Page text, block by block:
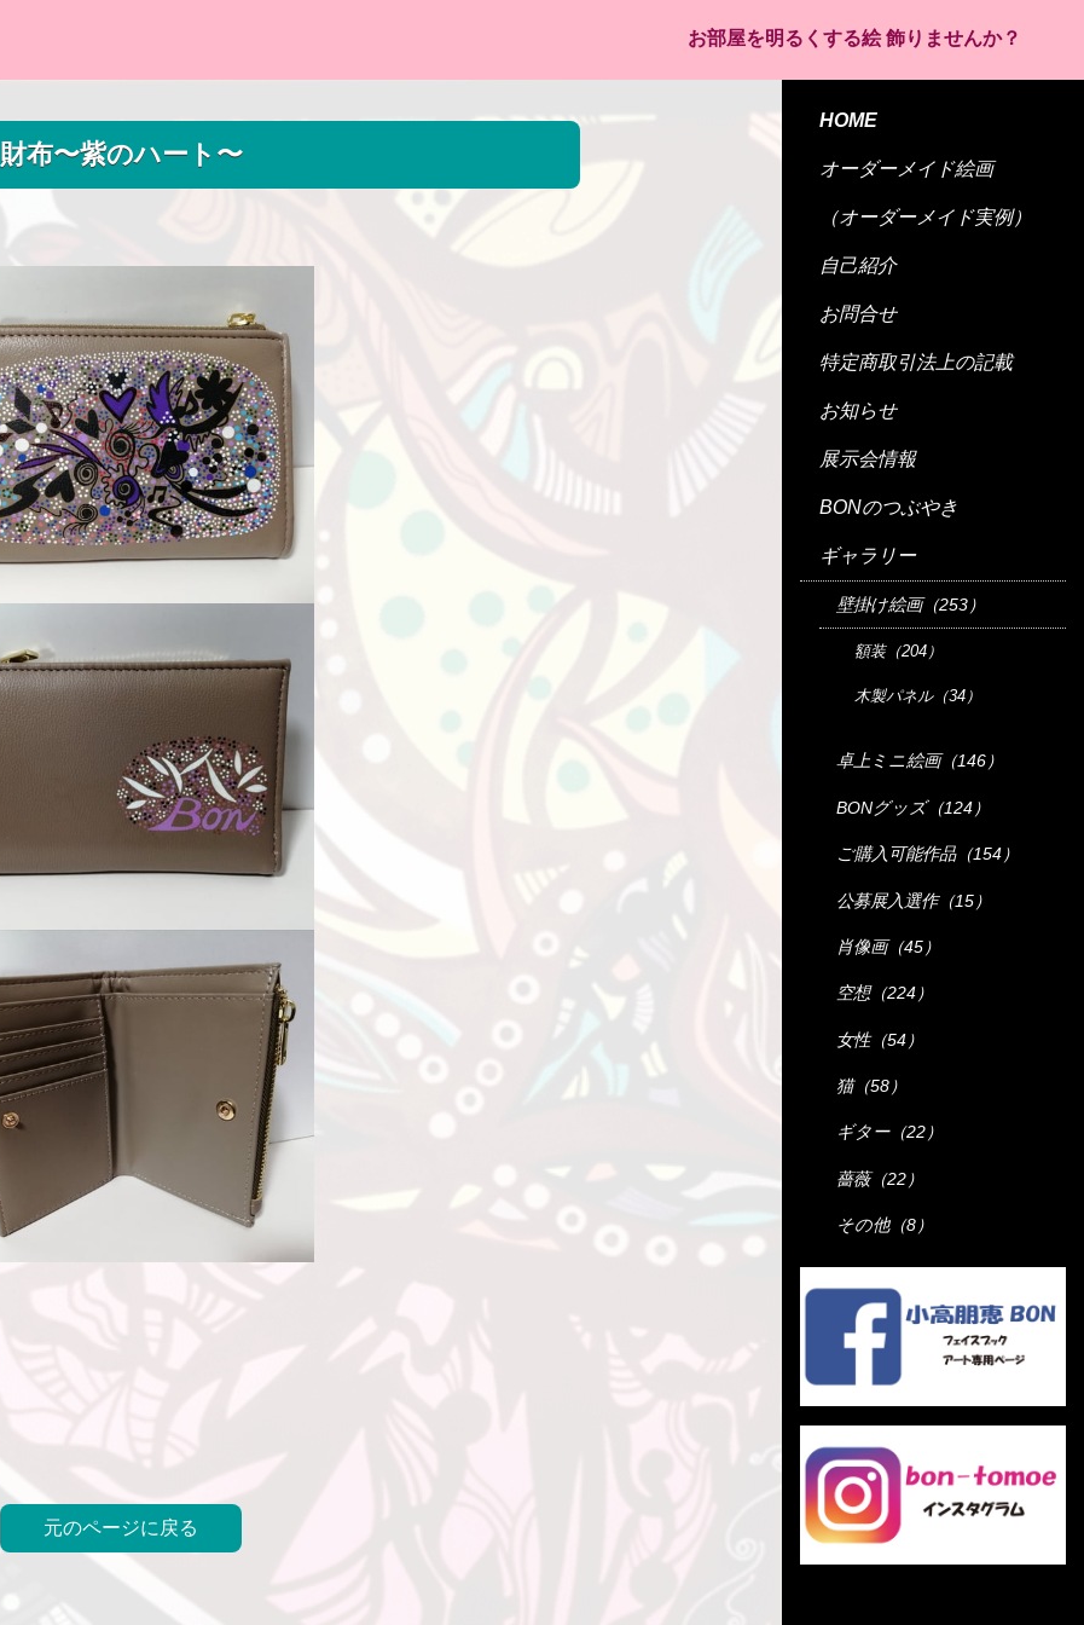
お部屋を明るくする絵 飾りませんか？
財布〜紫のハート〜
元のページに戻る
HOME
オーダーメイド絵画
（オーダーメイド実例）
自己紹介
お問合せ
特定商取引法上の記載
お知らせ
展示会情報
BONのつぶやき
ギャラリー
壁掛け絵画（253）
額装（204）
木製パネル（34）
卓上ミニ絵画（146）
BONグッズ（124）
ご購入可能作品（154）
公募展入選作（15）
肖像画（45）
空想（224）
女性（54）
猫（58）
ギター（22）
薔薇（22）
その他（8）